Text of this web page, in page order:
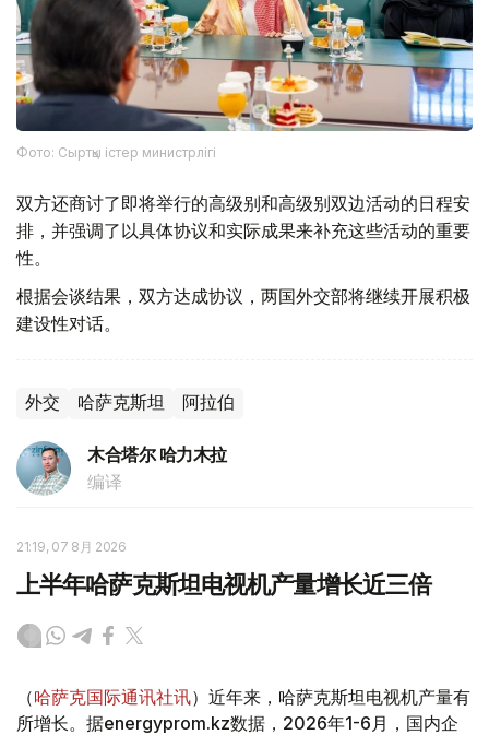
Фото: Сыртқы істер министрлігі
双方还商讨了即将举行的高级别和高级别双边活动的日程安
排，并强调了以具体协议和实际成果来补充这些活动的重要
性。
根据会谈结果，双方达成协议，两国外交部将继续开展积极
建设性对话。
外交 哈萨克斯坦 阿拉伯
木合塔尔 哈力木拉
编译
21:19, 07 8月 2026
上半年哈萨克斯坦电视机产量增长近三倍
（哈萨克国际通讯社讯）近年来，哈萨克斯坦电视机产量有
所增长。据energyprom.kz数据，2026年1-6月，国内企